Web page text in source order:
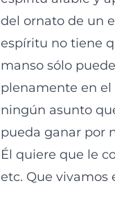
del ornato de un
espíritu no tiene
manso sólo
plenamente en el
ningún asunto
pueda ganar por
Él quiere que le
etc. Que vivamos